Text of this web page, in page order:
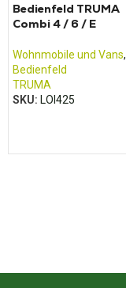
Bedienfeld TRUMA
Combi 4 / 6 / E
Wohnmobile und Vans,
Bedienfeld
TRUMA
SKU: LOI425